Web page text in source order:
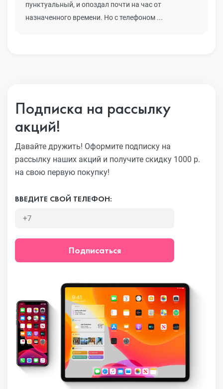
пунктуальный, и опоздал почти на час от
назначенного времени. Но с телефоном ...
Подписка на рассылку
акций!
Давайте дружить! Оформите подписку на
рассылку наших акций и получите скидку 1000 р.
на свою первую покупку!
ВВЕДИТЕ СВОЙ ТЕЛЕФОН:
Подписаться